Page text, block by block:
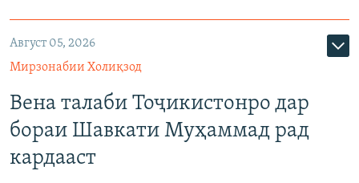
Август 05, 2026
Мирзонабии Холиқзод
Вена талаби Тоҷикистонро дар
бораи Шавкати Муҳаммад рад
кардааст